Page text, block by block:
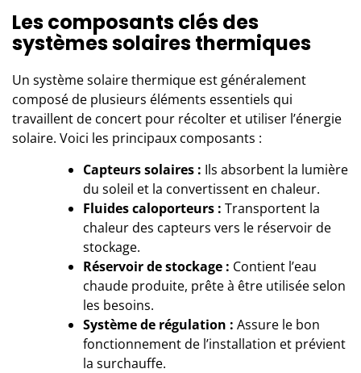
Les composants clés des
systèmes solaires thermiques
Un système solaire thermique est généralement
composé de plusieurs éléments essentiels qui
travaillent de concert pour récolter et utiliser l’énergie
solaire. Voici les principaux composants :
Capteurs solaires : Ils absorbent la lumière
du soleil et la convertissent en chaleur.
Fluides caloporteurs : Transportent la
chaleur des capteurs vers le réservoir de
stockage.
Réservoir de stockage : Contient l’eau
chaude produite, prête à être utilisée selon
les besoins.
Système de régulation : Assure le bon
fonctionnement de l’installation et prévient
la surchauffe.